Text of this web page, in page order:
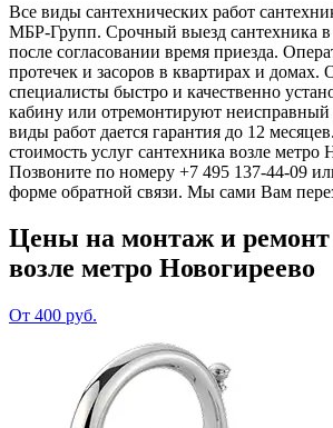
Все виды сантехнических работ
МБР-Групп. Срочный выезд сантехника в
после согласовании время приезда.
протечек и засоров в квартирах и
специалисты быстро и качественно
кабину или отремонтируют неисправный
виды работ дается гарантия до 12
стоимость услуг сантехника возле метро
Позвоните по номеру +7 495 137-44-09
форме обратной связи. Мы сами Вам
Цены на монтаж и ремонт
возле метро Новогиреево
От 400 руб.